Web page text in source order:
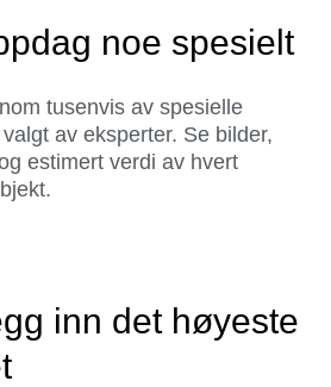
noe spesielt
tusenvis av spesielle
av eksperter. Se bilder,
estimert verdi av hvert
inn det høyeste